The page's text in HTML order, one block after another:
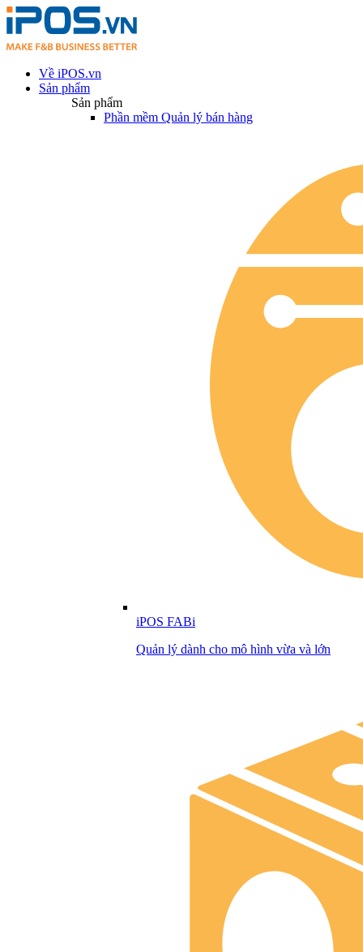
Về iPOS.vn
Sản phẩm
Sản phẩm
Phần mềm Quản lý bán hàng
iPOS FABi
Quản lý dành cho mô hình vừa và lớn